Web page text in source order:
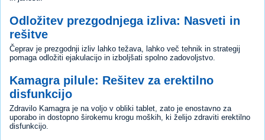
Odložitev prezgodnjega izliva: Nasveti in
rešitve
Čeprav je prezgodnji izliv lahko težava, lahko več tehnik in strategij
pomaga odložiti ejakulacijo in izboljšati spolno zadovoljstvo.
Kamagra pilule: Rešitev za erektilno
disfunkcijo
Zdravilo Kamagra je na voljo v obliki tablet, zato je enostavno za
uporabo in dostopno širokemu krogu moških, ki želijo zdraviti erektilno
disfunkcijo.